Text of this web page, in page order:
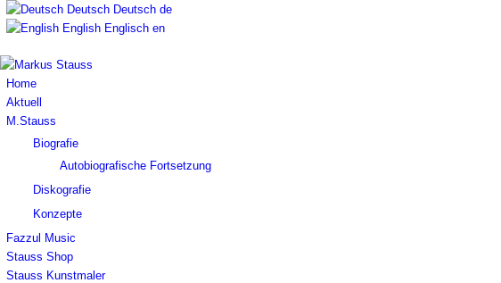
Deutsch Deutsch de
English Englisch en
Home
Aktuell
M.Stauss
Biografie
Autobiografische Fortsetzung
Diskografie
Konzepte
Fazzul Music
Stauss Shop
Stauss Kunstmaler